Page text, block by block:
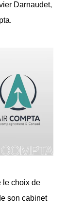
Darnaudet,
le choix de
son cabinet